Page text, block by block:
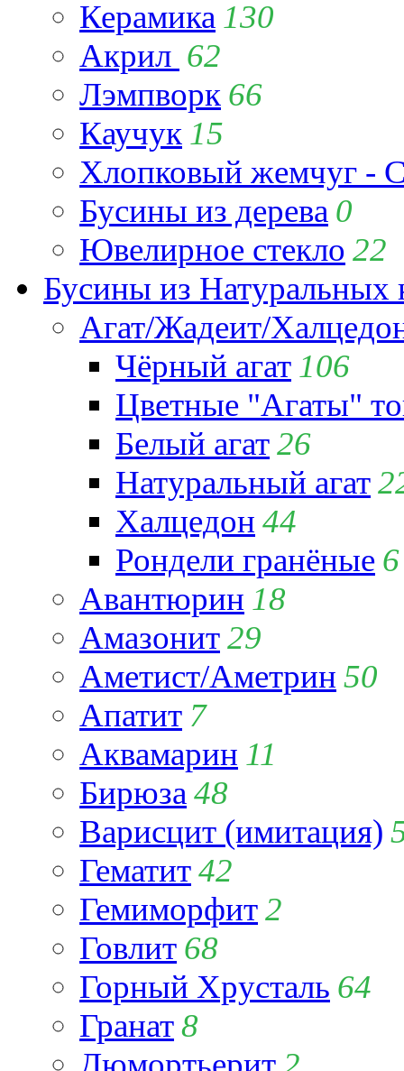
Керамика 130
Акрил 62
Лэмпворк 66
Каучук 15
Хлопковый жемчуг -
Бусины из дерева 0
Ювелирное стекло 22
Бусины из Натуральных
Агат/Жадеит/
Чёрный агат 106
Цветные "Агаты"
Белый агат26
Натуральный агат
Халцедон 44
Рондели гранёные 6
Авантюрин 18
Амазонит29
Аметист/Аметрин 50
Апатит 7
Аквамарин 11
Бирюза 48
Варисцит (имитация)
Гематит42
Гемиморфит2
Говлит 68
Горный Хрусталь 64
Гранат8